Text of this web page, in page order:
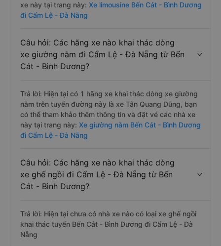
xe này tại trang này: Xe limousine Bến Cát - Bình Dương
đi Cẩm Lệ - Đà Nẵng
Câu hỏi: Các hãng xe nào khai thác dòng
xe giường nằm đi Cẩm Lệ - Đà Nẵng từ Bến
Cát - Bình Dương?
Trả lời: Hiện tại có 1 hãng xe khai thác dòng xe giường
nằm trên tuyến đường này là xe Tân Quang Dũng, bạn
có thể tham khảo thêm thông tin và đặt vé các nhà xe
này tại trang này: Xe giường nằm Bến Cát - Bình Dương
đi Cẩm Lệ - Đà Nẵng
Câu hỏi: Các hãng xe nào khai thác dòng
xe ghế ngồi đi Cẩm Lệ - Đà Nẵng từ Bến
Cát - Bình Dương?
Trả lời: Hiện tại chưa có nhà xe nào có loại xe ghế ngồi
khai thác tuyến Bến Cát - Bình Dương đi Cẩm Lệ - Đà
Nẵng